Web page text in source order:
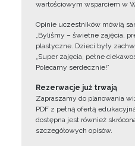
wartościowym wsparciem w
Opinie uczestników mówią
„Byliśmy – świetne zajęcia,
plastyczne. Dzieci były
„Super zajęcia, pełne
Polecamy serdecznie!”
Rezerwacje już trwają
Zapraszamy do planowania
PDF z pełną ofertą
dostępna jest również
szczegółowych opisów.